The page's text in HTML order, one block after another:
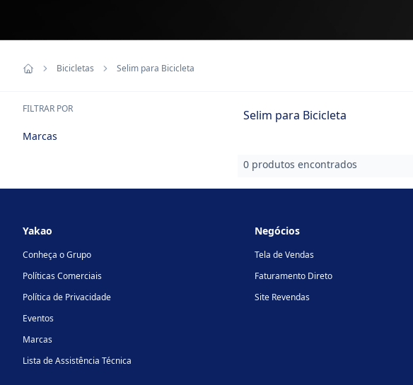
Bicicletas Selim para Bicicleta
FILTRAR POR Selim para Bicicleta
Marcas
0 produtos encontrados
Yakao
Conheça o Grupo
Políticas Comerciais
Política de Privacidade
Eventos
Marcas
Lista de Assistência Técnica
Negócios
Tela de Vendas
Faturamento Direto
Site Revendas